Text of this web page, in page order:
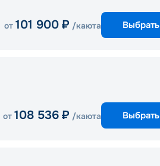
от 101 900 ₽ /каюта Выбрать
от 108 536 ₽ /каюта Выбрать